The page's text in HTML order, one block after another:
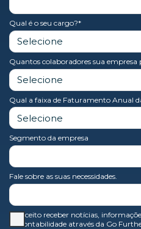
suporte consultivo e
Qual é o seu cargo?*
Quantos colaboradores sua
Qual a faixa de Faturamento Anual
Segmento da empresa
Fale sobre as suas necessidades.
Aceito receber notícias,
contabilidade através da Go